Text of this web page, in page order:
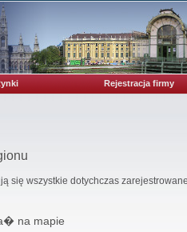
Rejestracja firmy
się wszystkie dotychczas
na mapie